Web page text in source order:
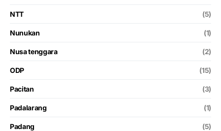
NTT (5)
Nunukan (1)
Nusa tenggara (2)
ODP (15)
Pacitan (3)
Padalarang (1)
Padang (5)